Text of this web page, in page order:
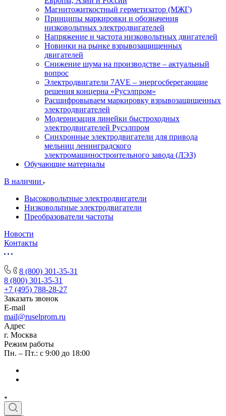
Магнитожиткостный герметизатор (МЖГ)
Принципы маркировки и обозначения
низковольтных электродвигателей
Напряжение и частота низковольтных двигателей
Новинки на рынке взрывозащищенных
двигателей
Снижение шума на производстве – актуальный
вопрос
Электродвигатели 7AVE – энергосберегающие
решения концерна «Русэлпром»
Расшифровываем маркировку взрывозащищенных
электродвигателей
Модернизация линейки быстроходных
электродвигателей Русэлпром
Синхронные электродвигатели для привода
мельниц ленинградского
электромашиностроительного завода (ЛЭЗ)
Обучающие материалы
В наличии
Высоковольтные электродвигатели
Низковольтные электродвигатели
Преобразователи частоты
Новости
Контакты
8 (800) 301-35-31
8 (800) 301-35-31
+7 (495) 788-28-27
Заказать звонок
E-mail
mail@ruselprom.ru
Адрес
г. Москва
Режим работы
Пн. – Пт.: с 9:00 до 18:00